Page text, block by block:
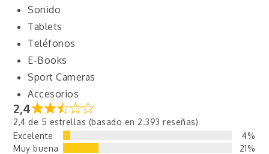
Sonido
Tablets
Teléfonos
E-Books
Sport Cameras
Accesorios
2,4
2,4 de 5 estrellas (basado en 2.393 reseñas)
Excelente
4%
Muy buena
21%